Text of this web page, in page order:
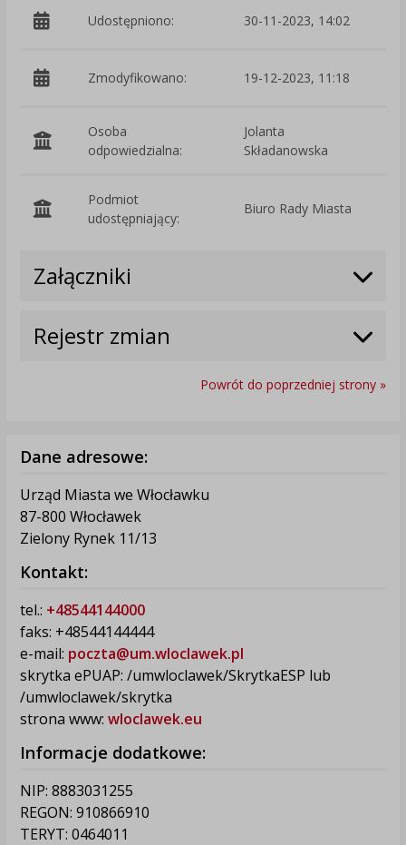
Udostępniono: 30-11-2023, 14:02
Zmodyfikowano: 19-12-2023, 11:18
Osoba
odpowiedzialna:
Jolanta
Składanowska
Podmiot
udostępniający:
Biuro Rady Miasta
Załączniki
Rejestr zmian
Powrót do poprzedniej strony »
Dane adresowe:
Urząd Miasta we Włocławku
87-800 Włocławek
Zielony Rynek 11/13
Kontakt:
tel.: +48544144000
faks: +48544144444
e-mail: poczta@um.wloclawek.pl
skrytka ePUAP: /umwloclawek/SkrytkaESP lub
/umwloclawek/skrytka
strona www: wloclawek.eu
Informacje dodatkowe:
NIP: 8883031255
REGON: 910866910
TERYT: 0464011